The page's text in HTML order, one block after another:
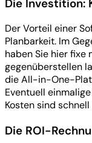
Die Investition:
Der Vorteil einer
Planbarkeit. Im
haben Sie hier fixe
gegenüberstellen
die All-in-One-
Eventuell
Kosten sind
Die ROI-